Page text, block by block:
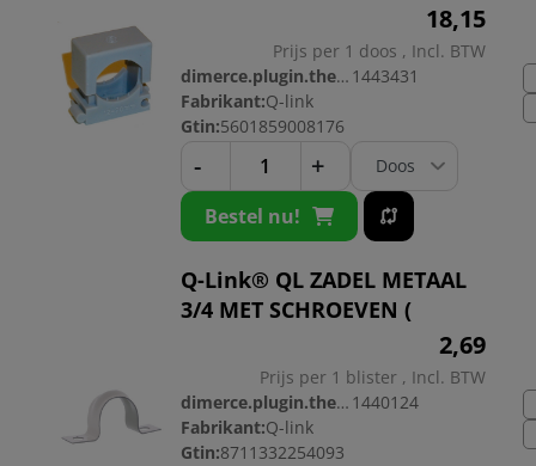
18,15
Prijs per 1 doos , Incl. BTW
dimerce.plugin.theme.productnr: 1443431
Fabrikant:Q-link
Gtin:5601859008176
- +
Bestel nu!
Q-Link® QL ZADEL METAAL
3/4 MET SCHROEVEN (
2,69
Prijs per 1 blister , Incl. BTW
dimerce.plugin.theme.productnr: 1440124
Fabrikant:Q-link
Gtin:8711332254093